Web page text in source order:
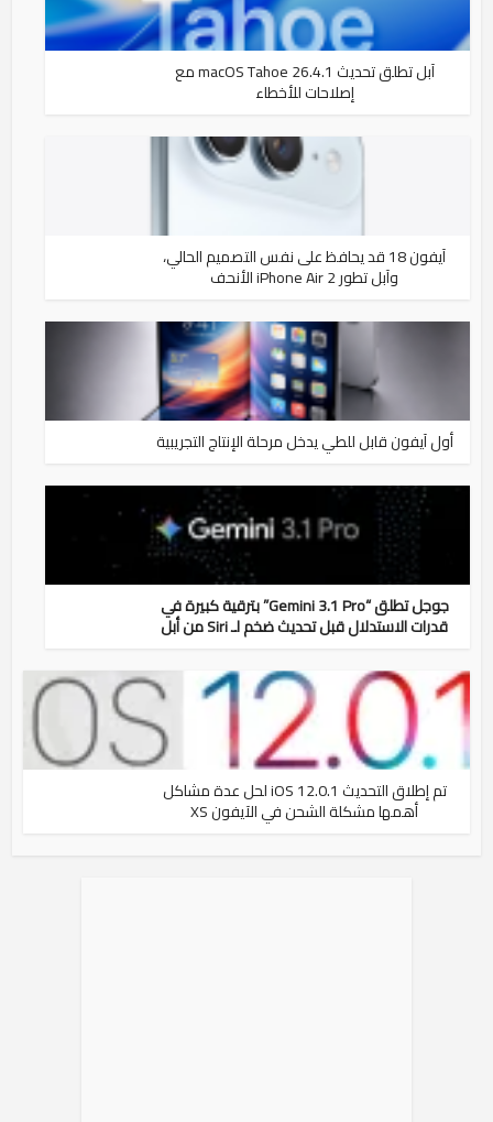
آبل تطلق تحديث macOS Tahoe 26.4.1 مع
إصلاحات للأخطاء
آيفون 18 قد يحافظ على نفس التصميم الحالي،
وآبل تطور iPhone Air 2 الأنحف
أول آيفون قابل للطي يدخل مرحلة الإنتاج التجريبية
جوجل تطلق “Gemini 3.1 Pro” بترقية كبيرة في
قدرات الاستدلال قبل تحديث ضخم لـ Siri من أبل
تم إطلاق التحديث iOS 12.0.1 لحل عدة مشاكل
أهمها مشكلة الشحن في الآيفون XS